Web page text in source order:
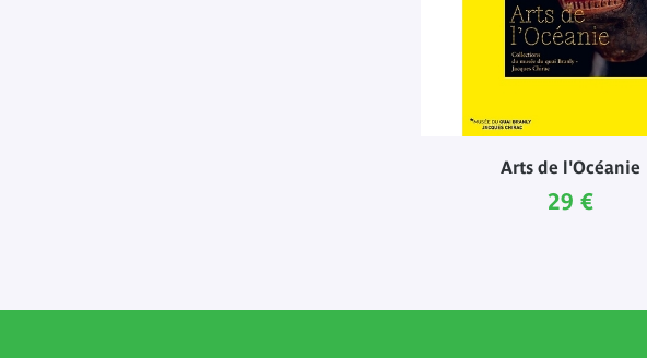
Arts de l'Océanie
Prix ​​actuel
29 €